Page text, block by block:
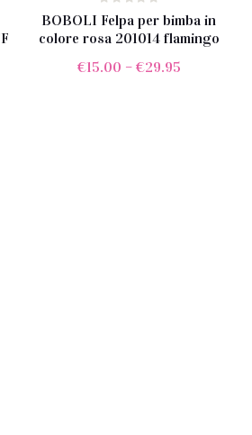
BOBOLI Felpa per bimba in
colore rosa 201014 flamingo
€15.00 – €29.95